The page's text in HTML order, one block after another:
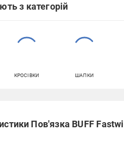
з категорій
КРОСІВКИ ШАПКИ
Пов'язка BUFF